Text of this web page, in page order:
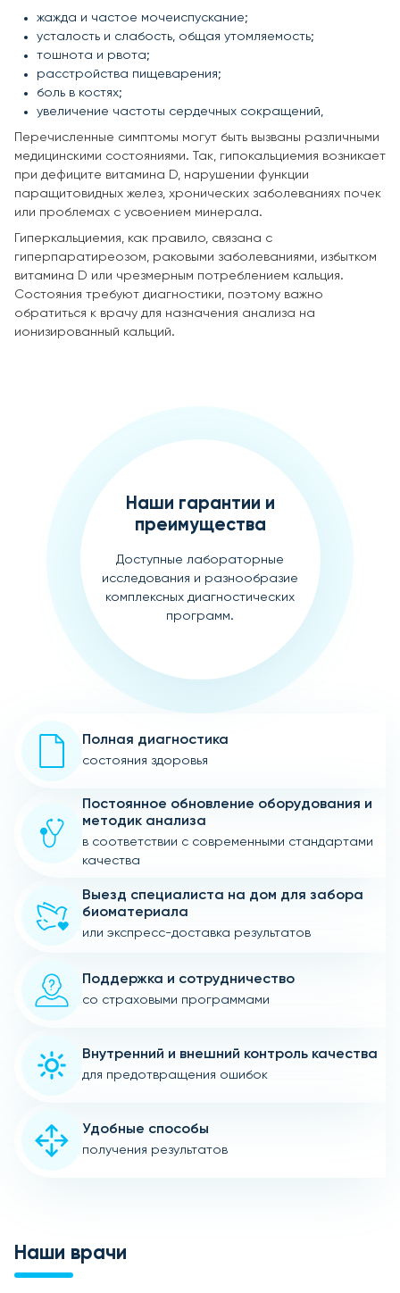
жажда и частое мочеиспускание;
усталость и слабость, общая утомляемость;
тошнота и рвота;
расстройства пищеварения;
боль в костях;
увеличение частоты сердечных сокращений,
Перечисленные симптомы могут быть вызваны различными
медицинскими состояниями. Так, гипокальциемия возникает
при дефиците витамина D, нарушении функции
паращитовидных желез, хронических заболеваниях почек
или проблемах с усвоением минерала.
Гиперкальциемия, как правило, связана с
гиперпаратиреозом, раковыми заболеваниями, избытком
витамина D или чрезмерным потреблением кальция.
Состояния требуют диагностики, поэтому важно
обратиться к врачу для назначения анализа на
ионизированный кальций.
Наши гарантии и
преимущества
Доступные лабораторные
исследования и разнообразие
комплексных диагностических
программ.
Полная диагностика
состояния здоровья
Постоянное обновление оборудования и
методик анализа
в соответствии с современными стандартами
качества
Выезд специалиста на дом для забора
биоматериала
или экспресс-доставка результатов
Поддержка и сотрудничество
со страховыми программами
Внутренний и внешний контроль качества
для предотвращения ошибок
Удобные способы
получения результатов
Наши врачи